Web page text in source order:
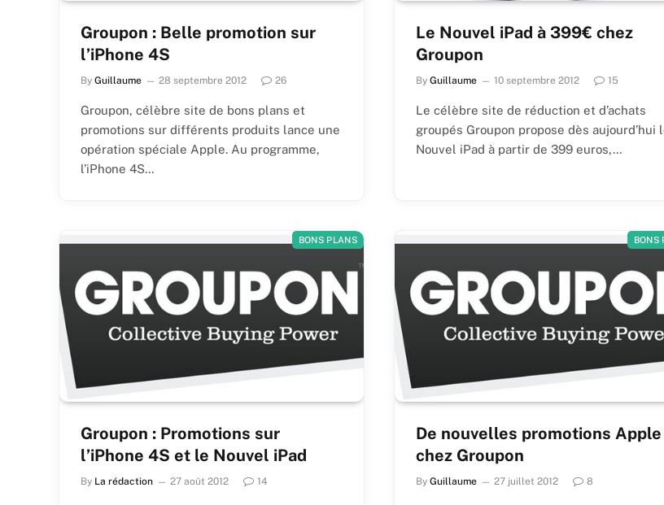
Groupon : Belle promotion sur
l’iPhone 4S
By Guillaume 28 septembre 2012 26
Groupon, célèbre site de bons plans et
promotions sur différents produits lance une
opération spéciale Apple. Au programme,
l’iPhone 4S…
Le Nouvel iPad à 399€ chez
Groupon
By Guillaume 10 septembre 2012 15
Le célèbre site de réduction et d’achats
groupés Groupon propose dès aujourd’hui
Nouvel iPad à partir de 399 euros,…
BONS PLANS
Groupon : Promotions sur
l’iPhone 4S et le Nouvel iPad
By La rédaction 27 août 2012 14
BONS
De nouvelles promotions Apple
chez Groupon
By Guillaume 27 juillet 2012 8